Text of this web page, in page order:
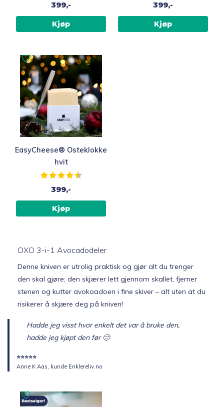
399,-
Kjøp
399,-
Kjøp
EasyCheese® Osteklokke
hvit
Karakter:
399,-
Kjøp
OXO 3-i-1 Avocadodeler
Denne kniven er utrolig praktisk og gjør alt du trenger
den skal gjøre; den skjærer lett gjennom skallet, fjerner
stenen og kutter avokoadoen i fine skiver – alt uten at du
risikerer å skjære deg på kniven!
Hadde jeg visst hvor enkelt det var å bruke den,
hadde jeg kjøpt den før 🙂
⭐️⭐️⭐️⭐️⭐️
Anne K Aas, kunde Enklereliv.no